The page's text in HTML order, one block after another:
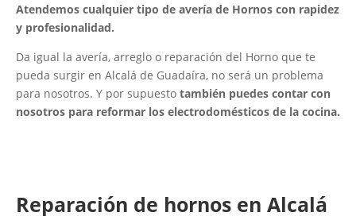
Atendemos cualquier tipo de avería de Hornos con rapidez
y profesionalidad.
Da igual la avería, arreglo o reparación del Horno que te
pueda surgir en Alcalá de Guadaíra, no será un problema
para nosotros. Y por supuesto también puedes contar con
nosotros para reformar los electrodomésticos de la cocina.
Reparación de hornos en Alcalá